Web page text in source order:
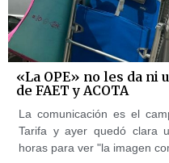
«La OPE» no les da ni
de FAET y ACOTA
La comunicación es el
Tarifa y ayer quedó clara
horas para ver "la imagen